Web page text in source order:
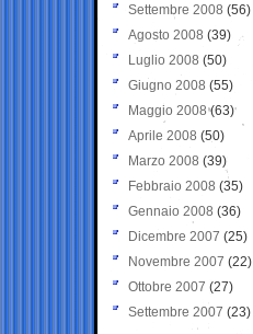
Settembre 2008 (56)
Agosto 2008 (39)
Luglio 2008 (50)
Giugno 2008 (55)
Maggio 2008(63)
Aprile 2008 (50)
Marzo 2008 (39)
Febbraio 2008 (35)
Gennaio 2008 (36)
Dicembre 2007 (25)
Novembre 2007 (22)
Ottobre 2007 (27)
Settembre 2007 (23)